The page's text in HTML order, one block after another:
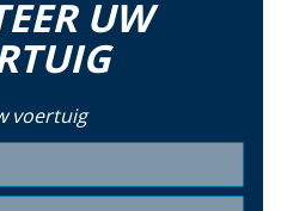
UW
voertuig